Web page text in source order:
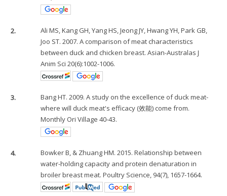
2.
Ali MS, Kang GH, Yang HS, Jeong JY, Hwang YH, Park GB,
Joo ST. 2007. A comparison of meat characteristics
between duck and chicken breast. Asian-Australas J
Anim Sci 20(6):1002-1006.
3.
Bang HT. 2009. A study on the excellence of duck meat-
where will duck meat's efficacy (效能) come from.
Monthly Ori Village 40-43.
4.
Bowker B, & Zhuang HM. 2015. Relationship between
water-holding capacity and protein denaturation in
broiler breast meat. Poultry Science, 94(7), 1657-1664.